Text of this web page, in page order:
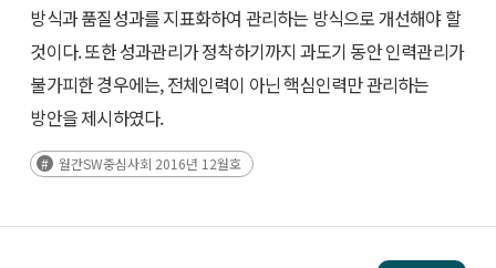
방식과 품질성과를 지표화하여 관리하는 방식으로 개선해야 할
것이다. 또한 성과관리가 정착하기까지 과도기 동안 인력관리가
불가피한 경우에는, 전체인력이 아닌 핵심인력만 관리하는
방안을 제시하였다.
월간SW중심사회 2016년 12월호